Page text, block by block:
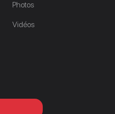
Photos
Vidéos